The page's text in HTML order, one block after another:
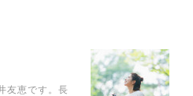
友恵です。長